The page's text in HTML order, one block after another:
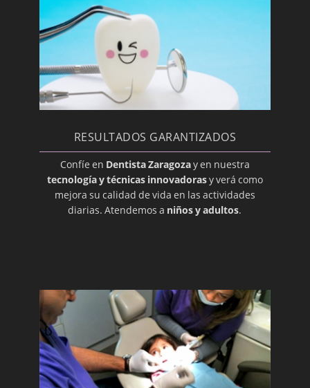
Blanqueado
Bolsa periodontal
Bonding
Cariadura (picadura)
Caries
Caries Radicular
Cariogénico
Cavidad Pulpar
Cúspide
Dentición
Dentición
Dentina
Desbridamiento
RESULTADOS GARANTIZADOS
Confíe en Dentista Zaragozay en nuestra
tecnología y técnicas innovadorasy verá como
mejora su calidad de vida en las actividades
diarias. Atendemos a niños y adultos.